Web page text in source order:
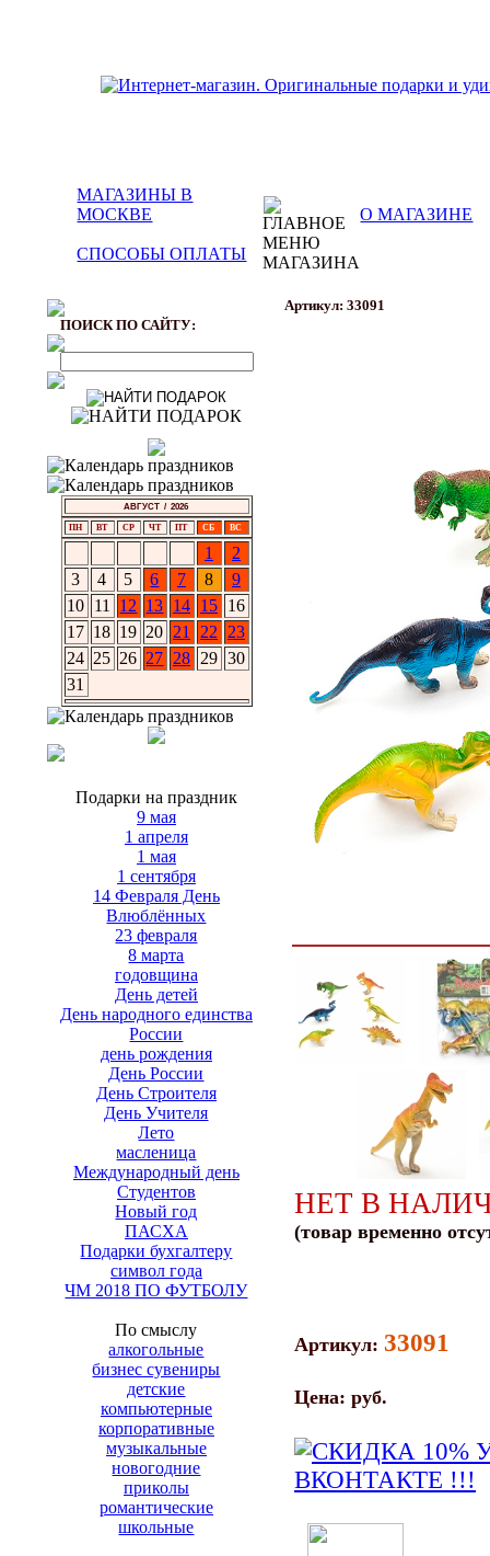
МАГАЗИНЫ В
МОСКВЕ
О МАГАЗИНЕ
СПОСОБЫ ОПЛАТЫ
ПОИСК ПО САЙТУ:
АВГУСТ / 2026
ПН ВТ СР ЧТ ПТ СБ ВС
1
2
3
4 5 6 7 8
9
10 11 12 13 14 15 16
17 18 19 20 21 22
23
24 25 26 27 28 29 30
31
Подарки на праздник
9 мая
1 апреля
1 мая
1 сентября
14 Февраля День
Влюблённых
23 февраля
8 марта
годовщина
День детей
День народного единства
России
день рождения
День России
День Строителя
День Учителя
Лето
масленица
Международный день
Студентов
Новый год
ПАСХА
Подарки бухгалтеру
символ года
ЧМ 2018 ПО ФУТБОЛУ
По смыслу
алкогольные
бизнес сувениры
детские
компьютерные
корпоративные
музыкальные
новогодние
приколы
романтические
школьные
Артикул: 33091
НЕТ В
(товар временно
Артикул: 33091
Цена: руб.